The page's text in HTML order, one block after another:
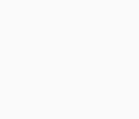
Trouver
Saint-